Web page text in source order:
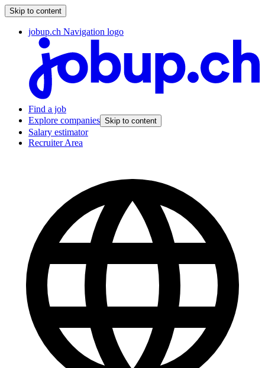
Skip to content
jobup.ch Navigation logo
Find a job
Explore companies Skip to content
Salary estimator
Recruiter Area